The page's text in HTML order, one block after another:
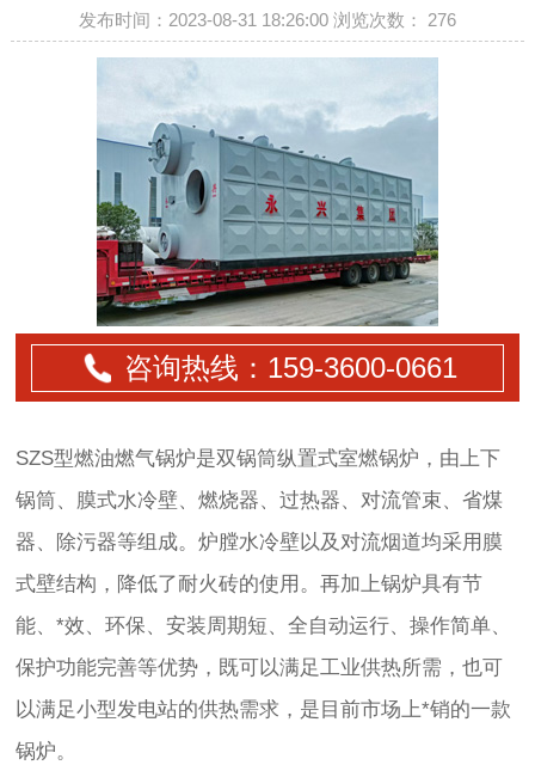
发布时间：2023-08-31 18:26:00 浏览次数： 276
咨询热线：159-3600-0661
SZS型燃油燃气锅炉是双锅筒纵置式室燃锅炉，由上下
锅筒、膜式水冷壁、燃烧器、过热器、对流管束、省煤
器、除污器等组成。炉膛水冷壁以及对流烟道均采用膜
式壁结构，降低了耐火砖的使用。再加上锅炉具有节
能、*效、环保、安装周期短、全自动运行、操作简单、
保护功能完善等优势，既可以满足工业供热所需，也可
以满足小型发电站的供热需求，是目前市场上*销的一款
锅炉。